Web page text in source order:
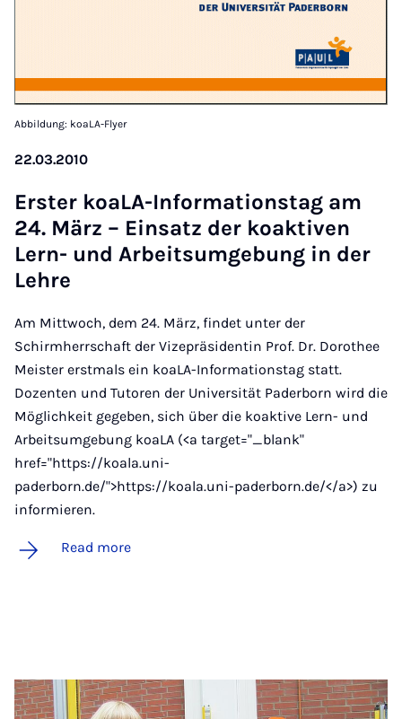
Abbildung: koaLA-Flyer
22.03.2010
Er­ster ko­aLA-In­form­a­tion­stag am
24. März – Ein­satz der ko­akt­iven
Lern- und Arbeit­sumge­bung in der
Lehre
Am Mittwoch, dem 24. März, findet unter der
Schirmherrschaft der Vizepräsidentin Prof. Dr. Dorothee
Meister erstmals ein koaLA-Informationstag statt.
Dozenten und Tutoren der Universität Paderborn wird die
Möglichkeit gegeben, sich über die koaktive Lern- und
Arbeitsumgebung koaLA (<a target="_blank"
href="https://koala.uni-
paderborn.de/">https://koala.uni-paderborn.de/</a>) zu
informieren.
Read more